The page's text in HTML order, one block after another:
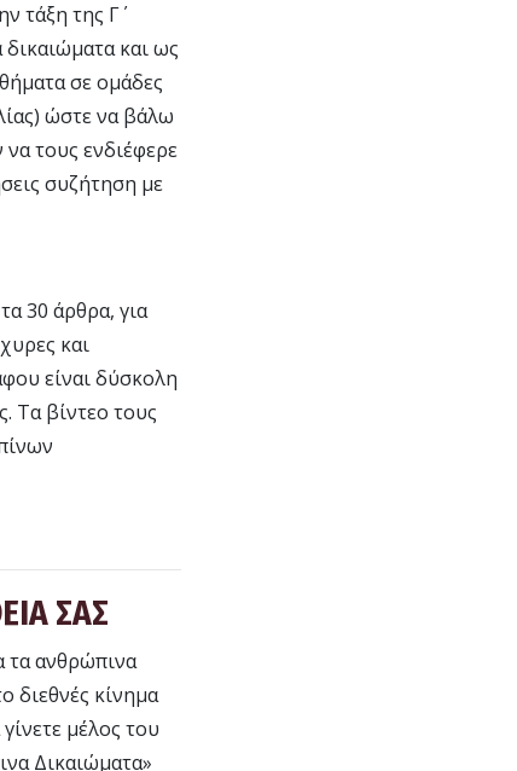
τάξη της Γ΄
και ως
σε ομάδες
ώστε να βάλω
τους ενδιέφερε
συζήτηση με
30 άρθρα, για
και
είναι δύσκολη
Τα βίντεο τους
ΣΑΣ
τα ανθρώπινα
διεθνές κίνημα
μέλος του
Δικαιώματα»